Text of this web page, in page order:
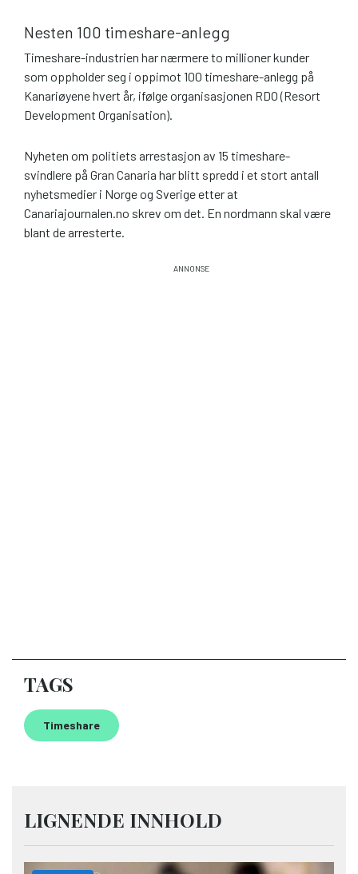
Nesten 100 timeshare-anlegg
Timeshare-industrien har nærmere to millioner kunder
som oppholder seg i oppimot 100 timeshare-anlegg på
Kanariøyene hvert år, ifølge organisasjonen RDO (Resort
Development Organisation).
Nyheten om politiets arrestasjon av 15 timeshare-
svindlere på Gran Canaria har blitt spredd i et stort antall
nyhetsmedier i Norge og Sverige etter at
Canariajournalen.no skrev om det. En nordmann skal være
blant de arresterte.
TAGS
Timeshare
LIGNENDE INNHOLD